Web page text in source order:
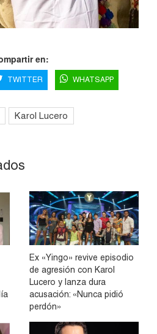
en:
TWITTER WHATSAPP
Karol Lucero
Ex «Yingo» revive episodio
de agresión con Karol
Lucero y lanza dura
acusación: «Nunca pidió
perdón»